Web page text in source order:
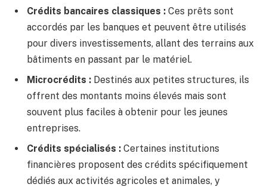
Crédits bancaires classiques : Ces prêts sont
accordés par les banques et peuvent être utilisés
pour divers investissements, allant des terrains aux
bâtiments en passant par le matériel.
Microcrédits : Destinés aux petites structures, ils
offrent des montants moins élevés mais sont
souvent plus faciles à obtenir pour les jeunes
entreprises.
Crédits spécialisés : Certaines institutions
financières proposent des crédits spécifiquement
dédiés aux activités agricoles et animales, y